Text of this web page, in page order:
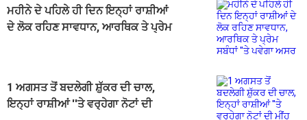
ਮਹੀਨੇ ਦੇ ਪਹਿਲੇ ਹੀ ਦਿਨ ਇਨ੍ਹਾਂ ਰਾਸ਼ੀਆਂ
ਦੇ ਲੋਕ ਰਹਿਣ ਸਾਵਧਾਨ, ਆਰਥਿਕ ਤੇ ਪ੍ਰੇਮ
1 ਅਗਸਤ ਤੋਂ ਬਦਲੇਗੀ ਸ਼ੁੱਕਰ ਦੀ ਚਾਲ,
ਇਨ੍ਹਾਂ ਰਾਸ਼ੀਆਂ ''ਤੇ ਵਰ੍ਹੇਗਾ ਨੋਟਾਂ ਦੀ